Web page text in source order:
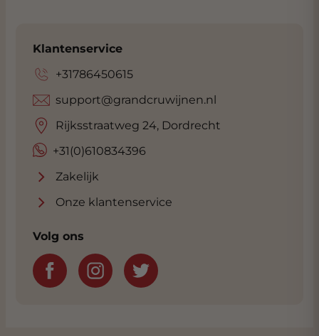
Klantenservice
+31786450615
+31(0)610834396
support@grandcruwijnen.nl
Rijksstraatweg 24, Dordrecht
Zakelijk
Onze klantenservice
Volg ons